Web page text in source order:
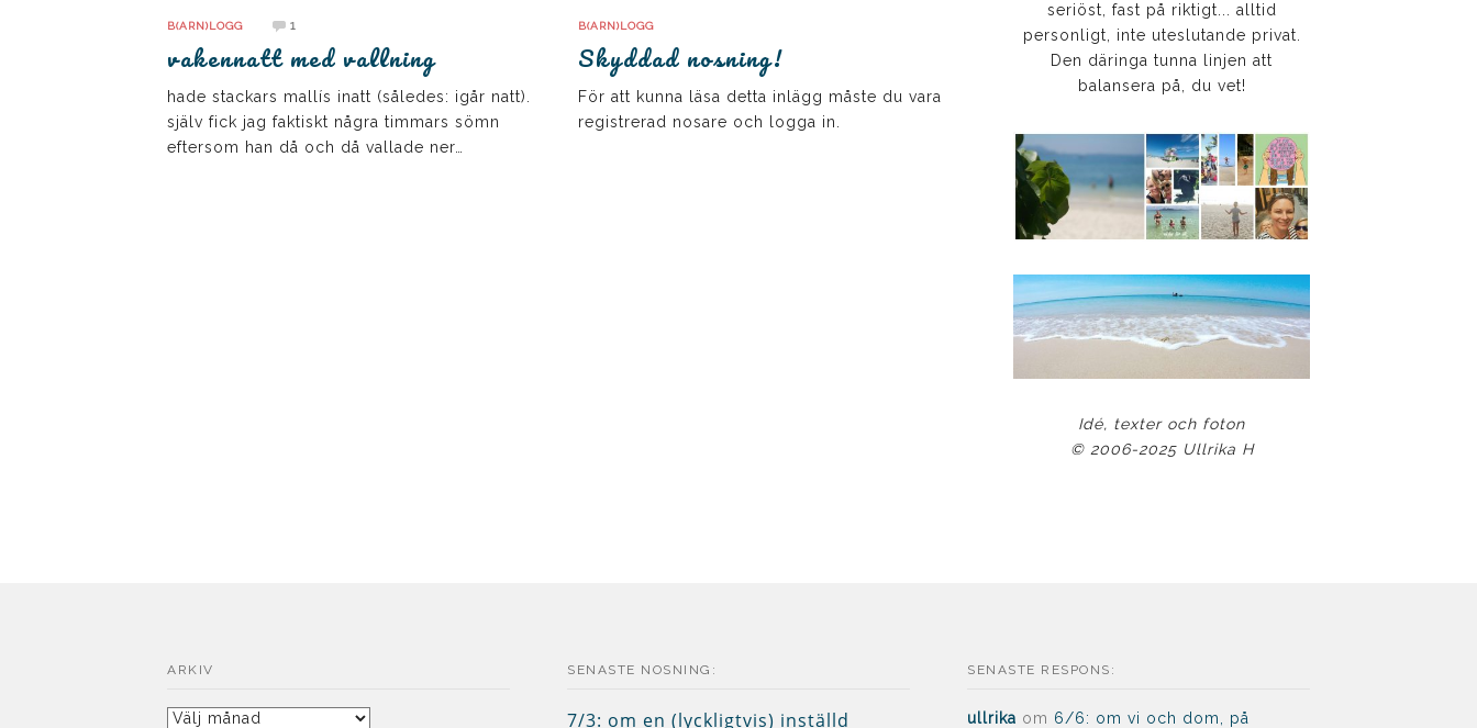
B(ARN)LOGG 1
vakennatt med vallning
hade stackars mallís inatt (således: igår natt).
själv fick jag faktiskt några timmars sömn
eftersom han då och då vallade ner…
B(ARN)LOGG
Skyddad nosning!
För att kunna läsa detta inlägg måste du vara
registrerad nosare och logga in.
seriöst, fast på riktigt... alltid
personligt, inte uteslutande privat.
Den däringa tunna linjen att
balansera på, du vet!
Idé, texter och foton
© 2006-2025 Ullrika H
ARKIV
Arkiv
SENASTE NOSNING:
7/3: om en (lyckligtvis) inställd
SENASTE RESPONS:
ullrika om 6/6: om vi och dom, på